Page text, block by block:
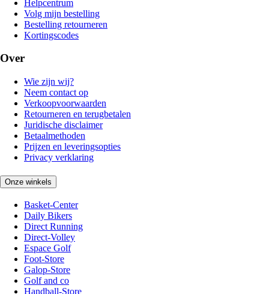
Helpcentrum
Volg mijn bestelling
Bestelling retourneren
Kortingscodes
Over
Wie zijn wij?
Neem contact op
Verkoopvoorwaarden
Retourneren en terugbetalen
Juridische disclaimer
Betaalmethoden
Prijzen en leveringsopties
Privacy verklaring
Onze winkels
Basket-Center
Daily Bikers
Direct Running
Direct-Volley
Espace Golf
Foot-Store
Galop-Store
Golf and co
Handball-Store